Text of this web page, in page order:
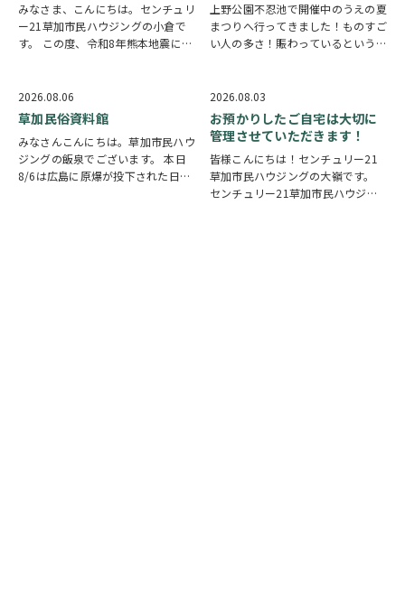
みなさま、こんにちは。センチュリ
ー21草加市民ハウジングの小倉で
す。 この度、令和8年熊本地震によ
多い国です。草加市においても、他
人事ではなく、日頃から少しでも、
防災意識を高め…
上野公園不忍池で開催中のうえの夏
まつりへ行ってきました！ものすご
い人の多さ！賑わっているという言
多く皆さん思い思いに夏祭りを楽し
んでいる様子がとても印象的でした
会場にはたく…
2026.08.06
草加民俗資料館
みなさんこんにちは。草加市民ハウ
ジングの飯泉でございます。 本日
8/6は広島に原爆が投下された日に
2026.08.03
お預かりしたご自宅は大切に
管理させていただきます！
皆様こんにちは！センチュリー21
草加市民ハウジングの大嶺です。
センチュリー21草加市民ハウジン